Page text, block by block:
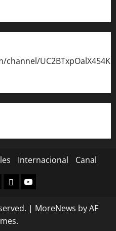
Internacional Canal
Internacional
Canal
| MoreNews by AF